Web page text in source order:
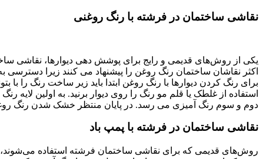
نقاشی ساختمان در فرشته با رنگ روغنی
یکی از روش‌های قدیمی و رایج برای پوشش‌ دهی دیوارها، نقاشی
اکثر نقاشان ساختمان رنگ روغن را پیشنهاد می‌ کنند زیرا
برای رنگ کردن دیوارها با رنگ روغن ابتدا باید زیر ساخت رنگ را
دوم و سوم رنگ آمیزی می‌ رسد. در پایان منتظر خشک شدن رنگ
نقاشی ساختمان در فرشته با پمپ باد
روش‌های قدیمی که برای نقاشی ساختمان فرشته استفاده می‌شوند،